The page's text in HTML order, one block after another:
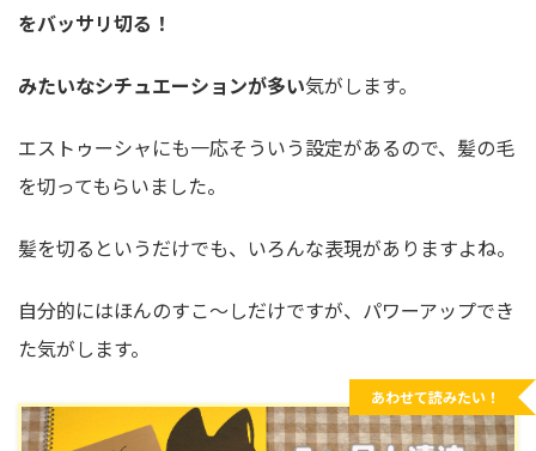
をバッサリ切る！
みたいなシチュエーションが多い気がします。
エストゥーシャにも一応そういう設定があるので、髪の毛
を切ってもらいました。
髪を切るというだけでも、いろんな表現がありますよね。
自分的にはほんのすこ～しだけですが、パワーアップでき
た気がします。
あわせて読みたい！